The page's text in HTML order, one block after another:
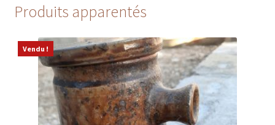
Produits apparentés
Vendu !